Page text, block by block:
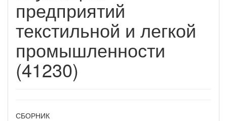
предприятий
текстильной и легкой
промышленности
(41230)
СБОРНИК